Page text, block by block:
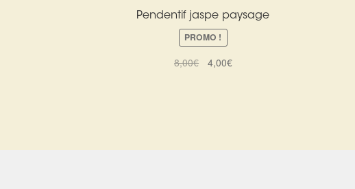
Pendentif jaspe paysage
PROMO !
8,00€
Le
4,00€Le